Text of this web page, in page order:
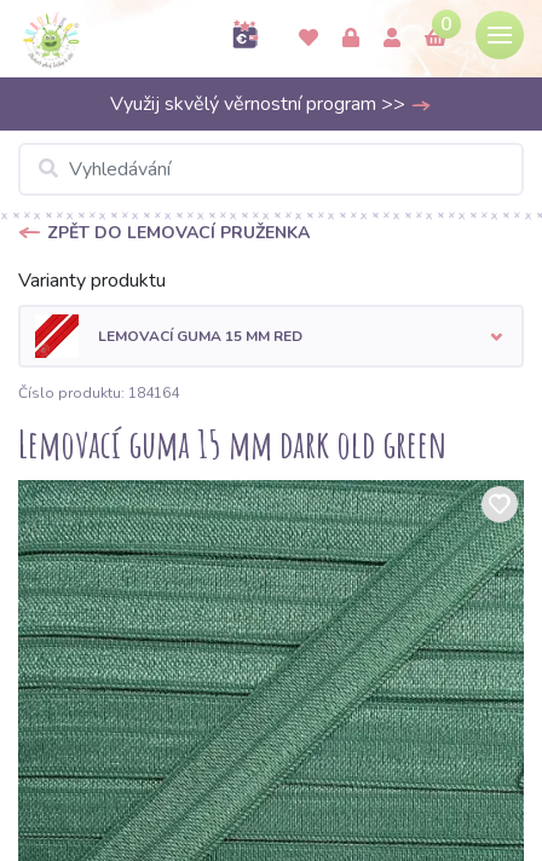
0
Využij skvělý věrnostní program >>
ZPĚT DO LEMOVACÍ PRUŽENKA
Varianty produktu
LEMOVACÍ GUMA 15 MM RED
Číslo produktu: 184164
Lemovací guma 15 mm dark old green